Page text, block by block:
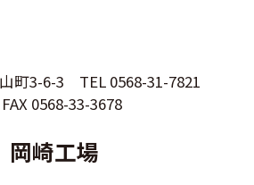
町3-6-3
TEL 0568-31-7821
FAX 0568-33-3678
岡崎工場